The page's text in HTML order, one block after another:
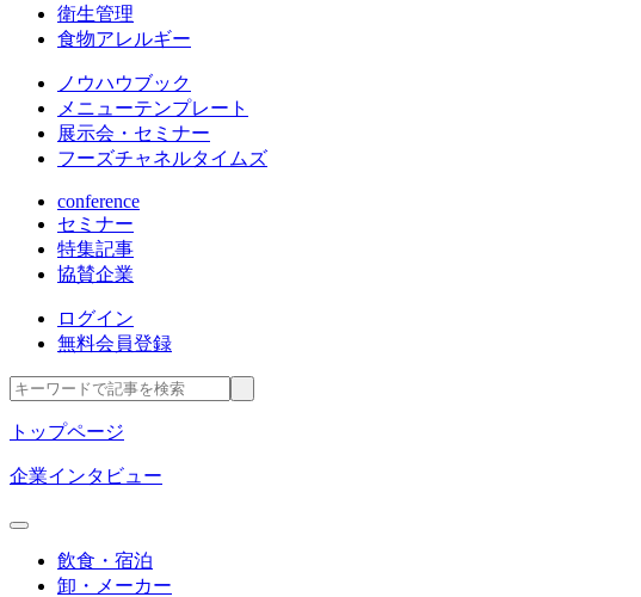
衛生管理
食物アレルギー
ノウハウブック
メニューテンプレート
展示会・セミナー
フーズチャネルタイムズ
conference
セミナー
特集記事
協賛企業
ログイン
無料会員登録
トップページ
企業インタビュー
飲食・宿泊
卸・メーカー